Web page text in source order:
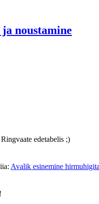
noustamine
edetabelis ;)
Avalik esinemine hirmuhigita